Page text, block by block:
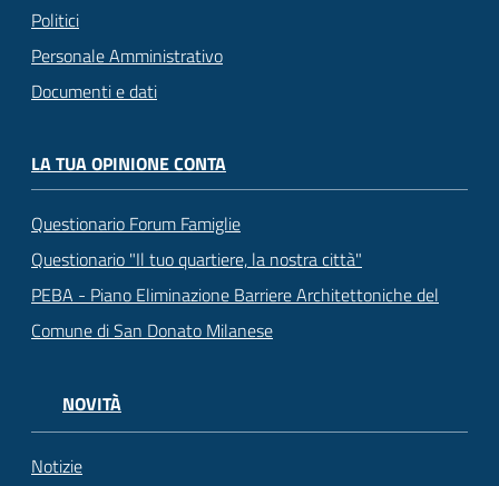
Politici
Personale Amministrativo
Documenti e dati
LA TUA OPINIONE CONTA
Questionario Forum Famiglie
Questionario "Il tuo quartiere, la nostra città"
PEBA - Piano Eliminazione Barriere Architettoniche del
Comune di San Donato Milanese
NOVITÀ
Notizie